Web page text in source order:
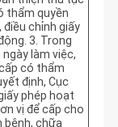
thẩm quyền
điều chỉnh giấy
3. Trong
làm việc,
có thẩm
định, Cục
phép hoạt
vị để cấp cho
bệnh, chữa